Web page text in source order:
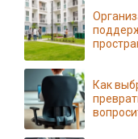
Как